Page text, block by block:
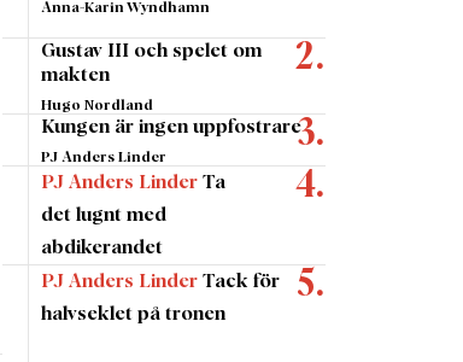
Anna-Karin Wyndhamn
Gustav III och spelet om
makten
Hugo Nordland
Kungen är ingen uppfostrare
PJ Anders Linder
PJ Anders Linder Ta
det lugnt med
abdikerandet
PJ Anders Linder Tack för
halvseklet på tronen